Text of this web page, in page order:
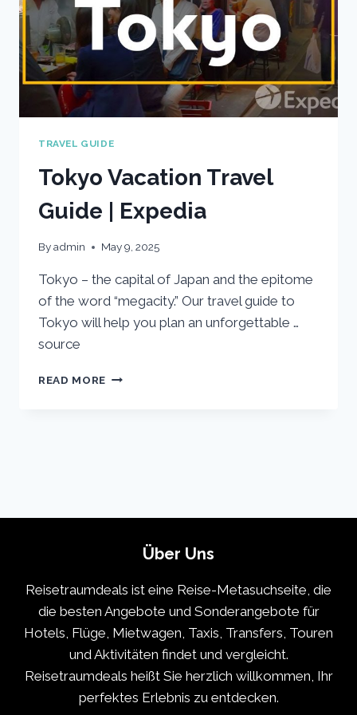
TRAVEL GUIDE
Tokyo Vacation Travel
Guide | Expedia
Byadmin May 9, 2025
Tokyo – the capital of Japan and the epitome
of the word “megacity.” Our travel guide to
Tokyo will help you plan an unforgettable …
source
READ MORE TOKYO
Über Uns
Reisetraumdeals ist eine Reise-Metasuchseite, die
die besten Angebote und Sonderangebote für
Hotels, Flüge, Mietwagen, Taxis, Transfers, Touren
und Aktivitäten findet und vergleicht.
Reisetraumdeals heißt Sie herzlich willkommen, Ihr
perfektes Erlebnis zu entdecken.